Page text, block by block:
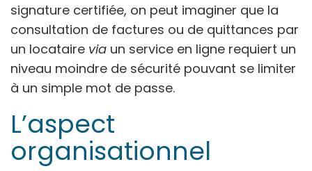
signature certifiée, on peut imaginer que la
consultation de factures ou de quittances par
un locataire via un service en ligne requiert un
niveau moindre de sécurité pouvant se limiter
à un simple mot de passe.
L’aspect
organisationnel